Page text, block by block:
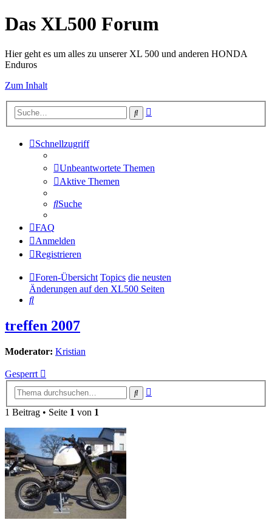
Das XL500 Forum
Hier geht es um alles zu unserer XL 500 und anderen HONDA
Enduros
Zum Inhalt
Suche
Schnellzugriff
Unbeantwortete Themen
Aktive Themen
Suche
FAQ
Anmelden
Registrieren
Foren-Übersicht Topics die neusten
Änderungen auf den XL500 Seiten
Suche
treffen 2007
Moderator: Kristian
Gesperrt
Suche
1 Beitrag • Seite 1 von 1